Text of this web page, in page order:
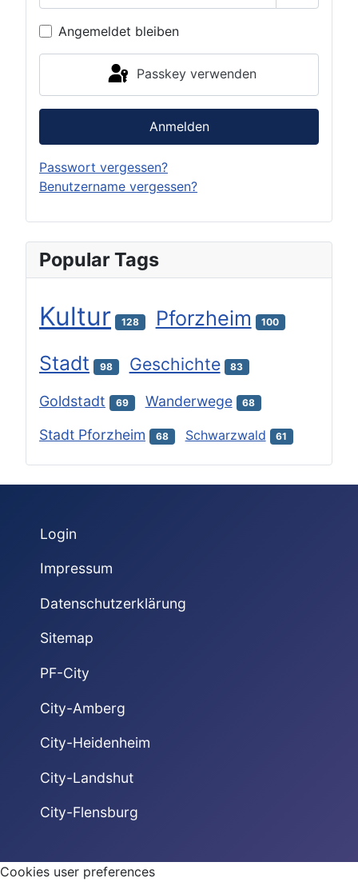
Passwort
Angemeldet bleiben
Passkey verwenden
Anmelden
Passwort vergessen?
Benutzername vergessen?
Popular Tags
Kultur 128 Pforzheim 100
Stadt 98 Geschichte 83
Goldstadt 69 Wanderwege 68
Stadt Pforzheim 68 Schwarzwald 61
Login
Impressum
Datenschutzerklärung
Sitemap
PF-City
City-Amberg
City-Heidenheim
City-Landshut
City-Flensburg
Cookies user preferences